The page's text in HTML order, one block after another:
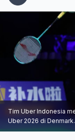
Tim Uber Indonesia
Uber 2026 di Denmark.